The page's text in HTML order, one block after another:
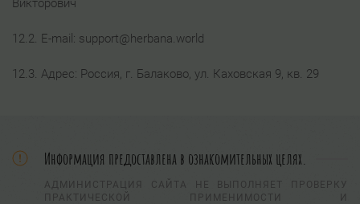
Викторович
12.2. E-mail: support@herbana.world
12.3. Адрес: Россия, г. Балаково, ул. Каховская 9, кв. 29
Информация предоставлена в ознакомительных целях.
АДМИНИСТРАЦИЯ САЙТА НЕ ВЫПОЛНЯЕТ ПРОВЕРКУ
ПРАКТИЧЕСКОЙ ПРИМЕНИМОСТИ И